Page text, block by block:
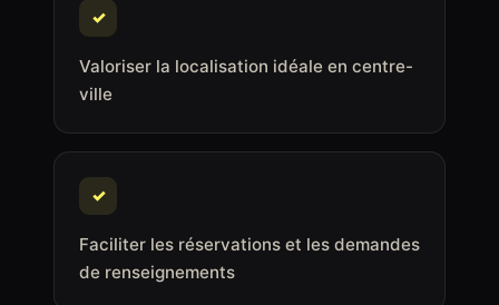
✓
Valoriser la localisation idéale en centre-
ville
✓
Faciliter les réservations et les demandes
de renseignements